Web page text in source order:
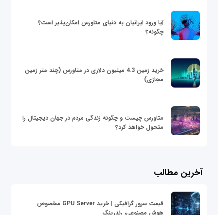
آیا ورود ایرانیان به دنیای متاورس امکان‌پذیر است؟
چگونه؟
خرید زمین 4.3 میلیون دلاری در متاورس (چند متر زمین
مجازی)
متاورس چیست و چگونه زندگی مردم در جهان دیجیتال را
متحول خواهد کرد؟
آخرین مطالب
قیمت سرور گرافیکی | خرید GPU Server مخصوص
هوش مصنوعی، رندرینگ